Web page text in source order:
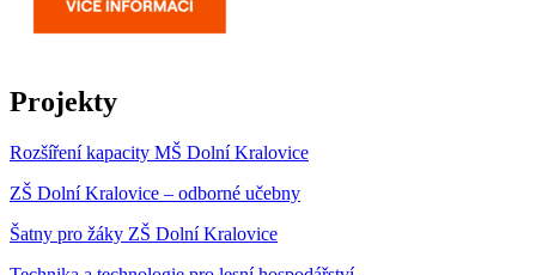
Projekty
Rozšíření kapacity MŠ Dolní Kralovice
ZŠ Dolní Kralovice – odborné učebny
Šatny pro žáky ZŠ Dolní Kralovice